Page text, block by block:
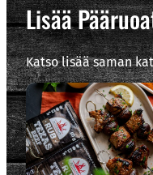
Lisää
Katso lisää saman